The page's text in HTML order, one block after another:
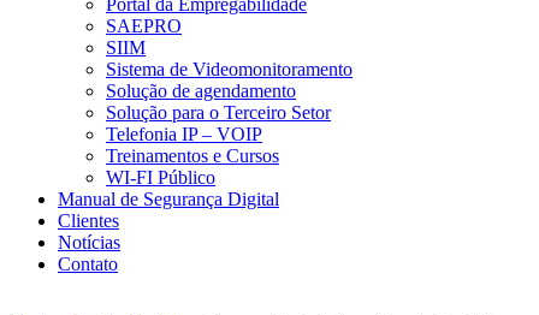
Portal da Empregabilidade
SAEPRO
SIIM
Sistema de Videomonitoramento
Solução de agendamento
Solução para o Terceiro Setor
Telefonia IP – VOIP
Treinamentos e Cursos
WI-FI Público
Manual de Segurança Digital
Clientes
Notícias
Contato